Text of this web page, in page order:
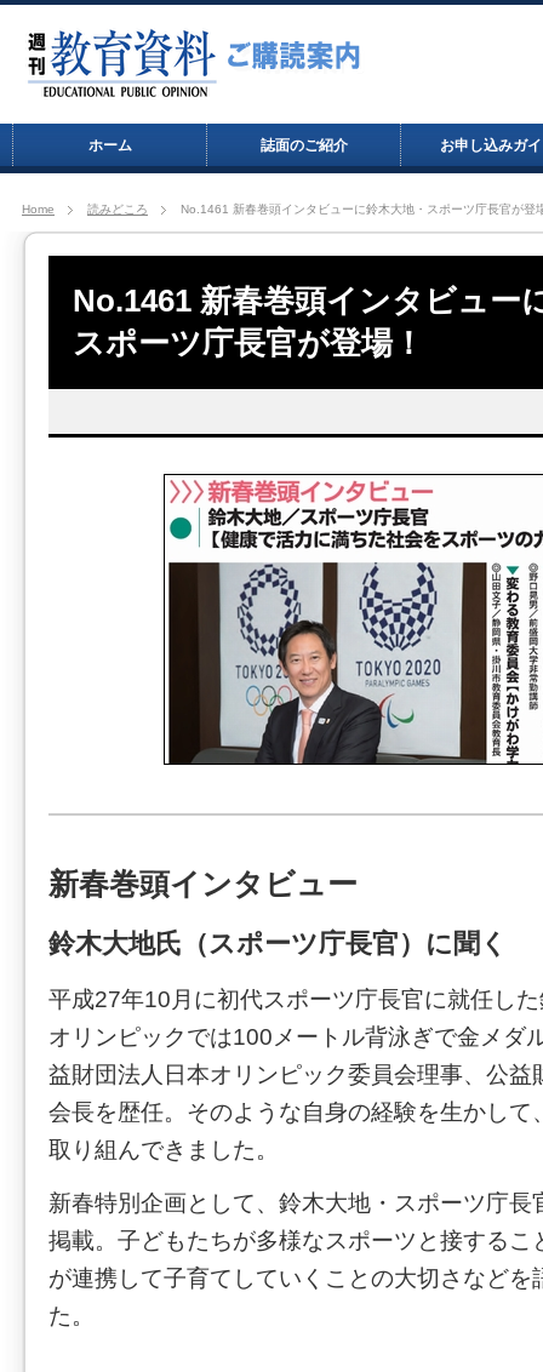
ホーム 誌面のご紹介 お申し込みガ
Home 読みどころ No.1461 新春巻頭インタビューに鈴木大地・スポーツ庁長官が登
No.1461 新春巻頭インタビュー
スポーツ庁長官が登場！
新春巻頭インタビュー
鈴木大地氏（スポーツ庁長官）に聞く
平成27年10月に初代スポーツ庁長官に就任し
オリンピックでは100メートル背泳ぎで金メダ
益財団法人日本オリンピック委員会理事、公益
会長を歴任。そのような自身の経験を生かして
取り組んできました。
新春特別企画として、鈴木大地・スポーツ庁長
掲載。子どもたちが多様なスポーツと接するこ
が連携して子育てしていくことの大切さなどを
た。